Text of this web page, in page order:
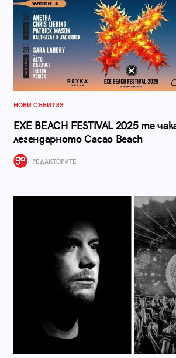
НОВИ СЪБИТИЯ
EXE BEACH FESTIVAL 2025 те
легендарното Cacao Beach
РЕДАКТОРИТЕ